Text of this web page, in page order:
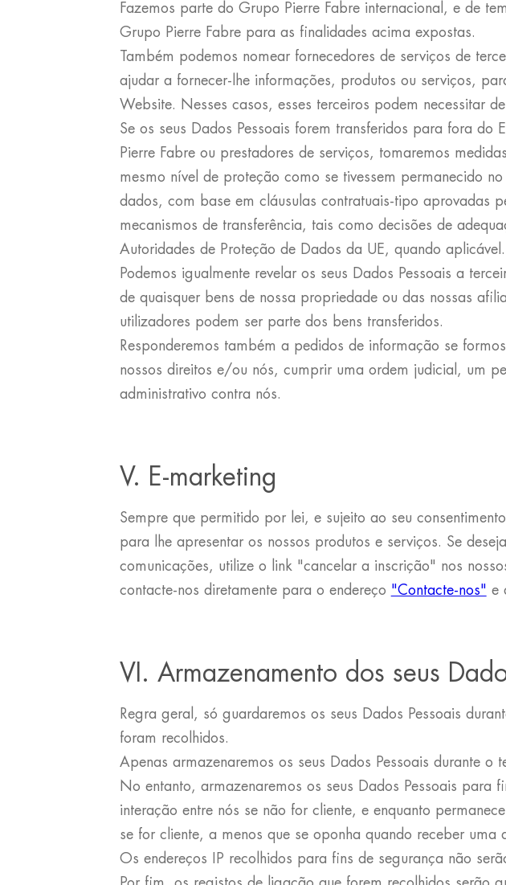
Fazemos parte do Grupo Pierre Fabre internacional, e de
Grupo Pierre Fabre para as finalidades acima expostas.
Também podemos nomear fornecedores de serviços de
ajudar a fornecer-lhe informações, produtos ou serviços,
Website. Nesses casos, esses terceiros podem necessitar
Se os seus Dados Pessoais forem transferidos para fora do
Pierre Fabre ou prestadores de serviços, tomaremos
mesmo nível de proteção como se tivessem permanecido
dados, com base em cláusulas contratuais-tipo aprovadas
mecanismos de transferência, tais como decisões de
Autoridades de Proteção de Dados da UE, quando aplicável.
Podemos igualmente revelar os seus Dados Pessoais a
de quaisquer bens de nossa propriedade ou das nossas
utilizadores podem ser parte dos bens transferidos.
Responderemos também a pedidos de informação se
nossos direitos e/ou nós, cumprir uma ordem judicial, um
administrativo contra nós.
V. E-marketing
Sempre que permitido por lei, e sujeito ao seu
para lhe apresentar os nossos produtos e serviços. Se
comunicações, utilize o link "cancelar a inscrição" nos
contacte-nos diretamente para o endereço "Contacte-nos" e
VI. Armazenamento dos seus
Regra geral, só guardaremos os seus Dados Pessoais
foram recolhidos.
Apenas armazenaremos os seus Dados Pessoais durante
No entanto, armazenaremos os seus Dados Pessoais
interação entre nós se não for cliente, e enquanto
se for cliente, a menos que se oponha quando receber uma
Os endereços IP recolhidos para fins de segurança não